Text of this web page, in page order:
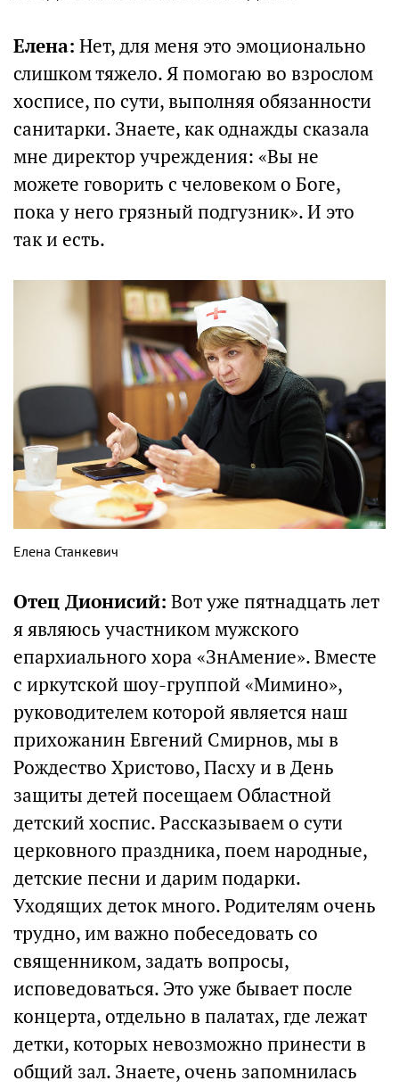
Елена: Нет, для меня это эмоционально
слишком тяжело. Я помогаю во взрослом
хосписе, по сути, выполняя обязанности
санитарки. Знаете, как однажды сказала
мне директор учреждения: «Вы не
можете говорить с человеком о Боге,
пока у него грязный подгузник». И это
так и есть.
Елена Станкевич
Отец Дионисий: Вот уже пятнадцать лет
я являюсь участником мужского
епархиального хора «ЗнАмение». Вместе
с иркутской шоу-группой «Мимино»,
руководителем которой является наш
прихожанин Евгений Смирнов, мы в
Рождество Христово, Пасху и в День
защиты детей посещаем Областной
детский хоспис. Рассказываем о сути
церковного праздника, поем народные,
детские песни и дарим подарки.
Уходящих деток много. Родителям очень
трудно, им важно побеседовать со
священником, задать вопросы,
исповедоваться. Это уже бывает после
концерта, отдельно в палатах, где лежат
детки, которых невозможно принести в
общий зал. Знаете, очень запомнилась